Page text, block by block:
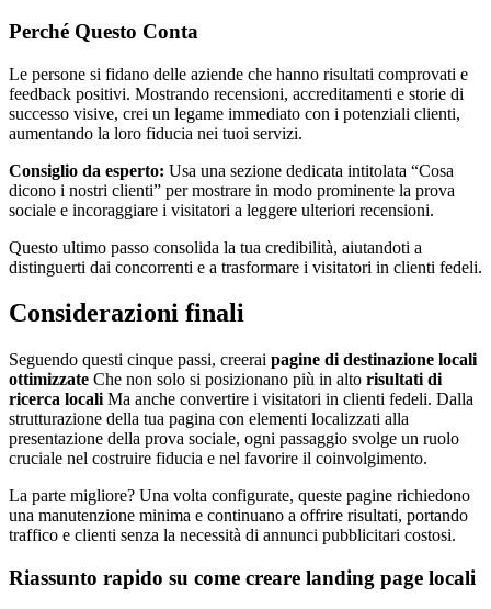
Perché Questo Conta
Le persone si fidano delle aziende che hanno risultati comprovati e
feedback positivi. Mostrando recensioni, accreditamenti e storie di
successo visive, crei un legame immediato con i potenziali clienti,
aumentando la loro fiducia nei tuoi servizi.
Consiglio da esperto: Usa una sezione dedicata intitolata “Cosa
dicono i nostri clienti” per mostrare in modo prominente la prova
sociale e incoraggiare i visitatori a leggere ulteriori recensioni.
Questo ultimo passo consolida la tua credibilità, aiutandoti a
distinguerti dai concorrenti e a trasformare i visitatori in clienti fedeli.
Considerazioni finali
Seguendo questi cinque passi, creerai pagine di destinazione locali
ottimizzate Che non solo si posizionano più in alto risultati di
ricerca locali Ma anche convertire i visitatori in clienti fedeli. Dalla
strutturazione della tua pagina con elementi localizzati alla
presentazione della prova sociale, ogni passaggio svolge un ruolo
cruciale nel costruire fiducia e nel favorire il coinvolgimento.
La parte migliore? Una volta configurate, queste pagine richiedono
una manutenzione minima e continuano a offrire risultati, portando
traffico e clienti senza la necessità di annunci pubblicitari costosi.
Riassunto rapido su come creare landing page locali